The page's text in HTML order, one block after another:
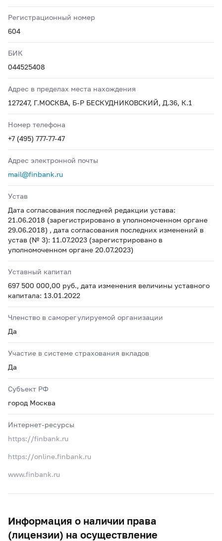
Регистрационный номер
604
БИК
044525408
Адрес в пределах места нахождения
127247, Г.МОСКВА, Б-Р БЕСКУДНИКОВСКИЙ, Д.36, К.1
Номер телефона
+7 (495) 777-77-47
Адрес электронной почты
mail@finbank.ru
Устав
Дата согласования последней редакции устава:
21.06.2018 (зарегистрировано в уполномоченном органе
29.06.2018) , дата согласования последних изменений в
устав (№ 3): 11.07.2023 (зарегистрировано в
уполномоченном органе 20.07.2023)
Уставный капитал
697 500 000,00 руб., дата изменения величины уставного
капитала: 13.01.2022
Членство в саморегулируемой организации
Да
Участие в системе страхования вкладов
Да
Субъект РФ
город Москва
Интернет-ресурсы
https://finbank.ru
https://online.finbank.ru
www.finbank.ru
Информация о наличии права
(лицензии) на осуществление